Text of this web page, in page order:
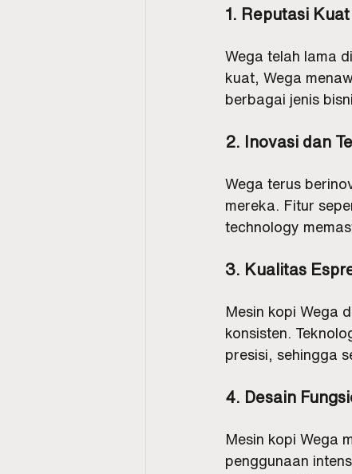
1. Reputasi
Wega telah lama
kuat, Wega
berbagai jenis
2. Inovasi dan
Wega terus
mereka. Fitur
technology
3. Kualitas
Mesin kopi Wega
konsisten.
presisi, sehingga
4. Desain
Mesin kopi Wega
penggunaan